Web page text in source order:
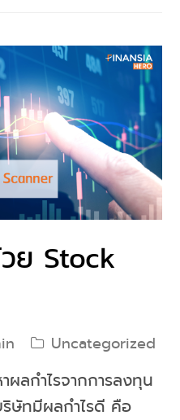
ย Stock
Uncategorized
ลกำไรจากการลงทุน
ษัทมีผลกำไรดี คือ